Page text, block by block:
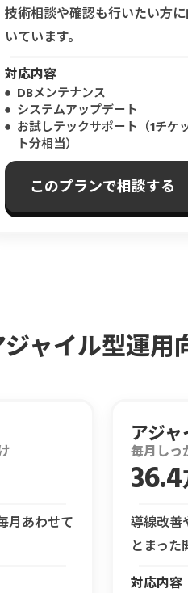
技術相談や確認も行いたい方に
いています。
対応内容
DBメンテナンス
システムアップデート
お試しテックサポート（1チケ
ト分相当）
このプランで相談する
ジャイル型運用
月あわせて
アジ
毎月しっ
36.4
導線改善
とまった
対応内容